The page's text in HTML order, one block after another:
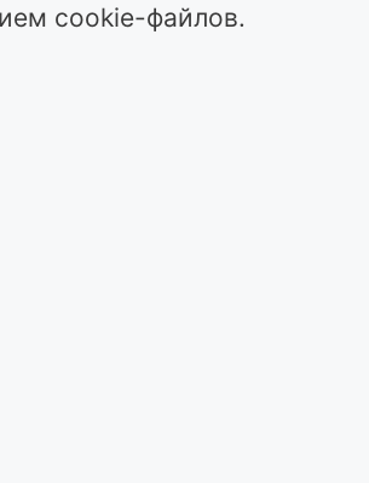
cookie-файлов.